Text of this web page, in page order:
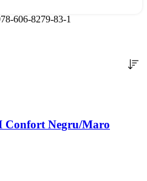
606-8279-83-1
Confort Negru/Maro